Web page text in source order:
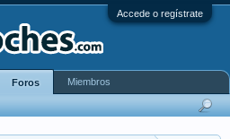
Accede o regístrate
Foros Miembros